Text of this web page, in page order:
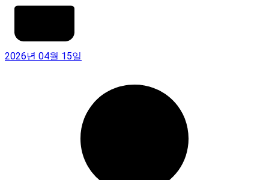
2026년 04월 15일